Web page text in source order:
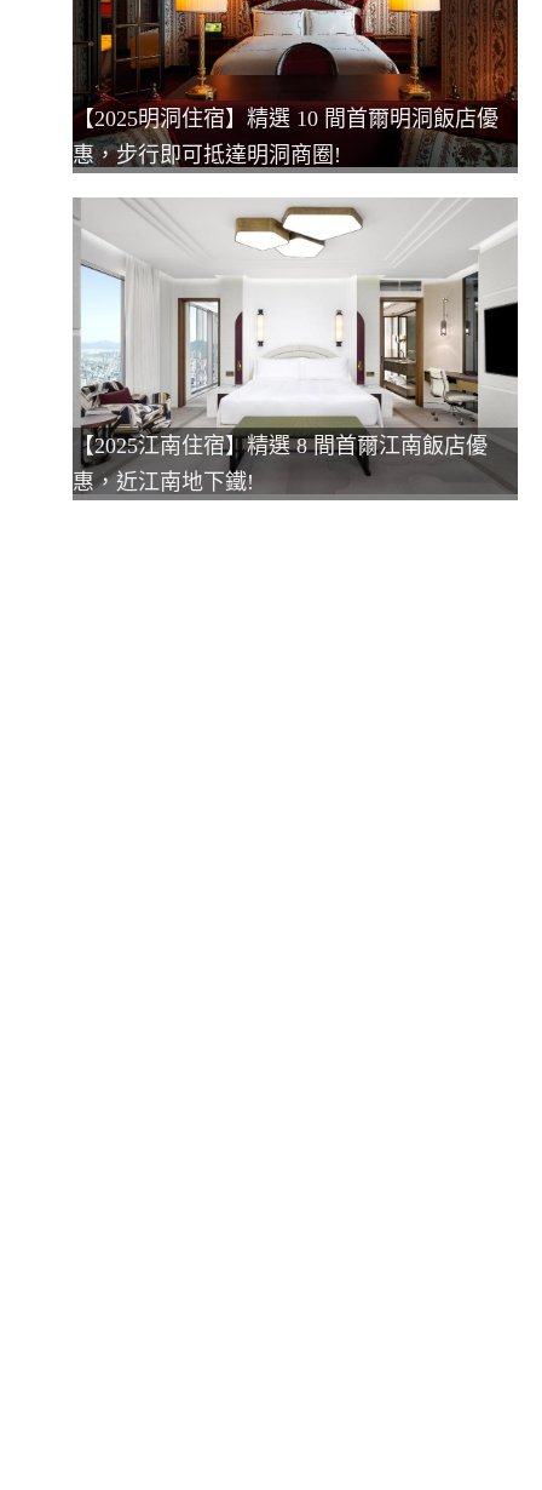
【2025明洞住宿】精選 10 間首爾明洞飯店優
惠，步行即可抵達明洞商圈!
【2025江南住宿】精選 8 間首爾江南飯店優
惠，近江南地下鐵!